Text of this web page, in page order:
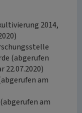
2014,
(abgerufen
22.07.2020)
am
am